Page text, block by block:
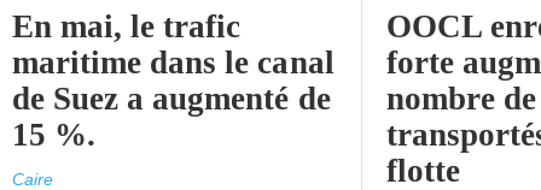
En mai, le trafic
maritime dans le canal
de Suez a augmenté de
15 %.
Caire
OOCL
forte
nombre
flotte